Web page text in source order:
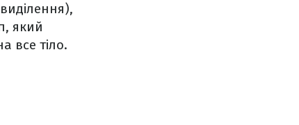
який
все тіло.